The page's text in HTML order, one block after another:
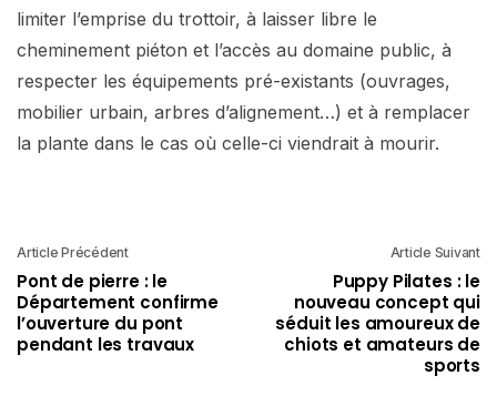
limiter l’emprise du trottoir, à laisser libre le
cheminement piéton et l’accès au domaine public, à
respecter les équipements pré-existants (ouvrages,
mobilier urbain, arbres d’alignement…) et à remplacer
la plante dans le cas où celle-ci viendrait à mourir.
Article Précédent
Pont de pierre : le
Département confirme
l’ouverture du pont
pendant les travaux
Article Suivant
Puppy Pilates : le
nouveau concept qui
séduit les amoureux de
chiots et amateurs de
sports